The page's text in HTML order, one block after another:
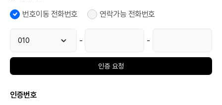
번호이동 전화번호
연락가능 전화번호
- -
인증번호